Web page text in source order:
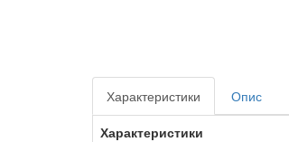
Характеристики
Опис
Характеристики